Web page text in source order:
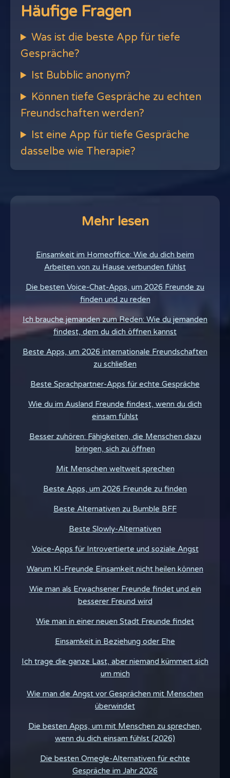
Häufige Fragen
Was ist die beste App für tiefe
Gespräche?
Ist Bubblic anonym?
Können tiefe Gespräche zu echten
Freundschaften werden?
Ist eine App für tiefe Gespräche
dasselbe wie Therapie?
Mehr lesen
Einsamkeit im Homeoffice: Wie du dich beim
Arbeiten von zu Hause verbunden fühlst
Die besten Voice-Chat-Apps, um 2026 Freunde zu
finden und zu reden
Ich brauche jemanden zum Reden: Wie du jemanden
findest, dem du dich öffnen kannst
Beste Apps, um 2026 internationale Freundschaften
zu schließen
Beste Sprachpartner-Apps für echte Gespräche
Wie du im Ausland Freunde findest, wenn du dich
einsam fühlst
Besser zuhören: Fähigkeiten, die Menschen dazu
bringen, sich zu öffnen
Mit Menschen weltweit sprechen
Beste Apps, um 2026 Freunde zu finden
Beste Alternativen zu Bumble BFF
Beste Slowly-Alternativen
Voice-Apps für Introvertierte und soziale Angst
Warum KI-Freunde Einsamkeit nicht heilen können
Wie man als Erwachsener Freunde findet und ein
besserer Freund wird
Wie man in einer neuen Stadt Freunde findet
Einsamkeit in Beziehung oder Ehe
Ich trage die ganze Last, aber niemand kümmert sich
um mich
Wie man die Angst vor Gesprächen mit Menschen
überwindet
Die besten Apps, um mit Menschen zu sprechen,
wenn du dich einsam fühlst (2026)
Die besten Omegle-Alternativen für echte
Gespräche im Jahr 2026